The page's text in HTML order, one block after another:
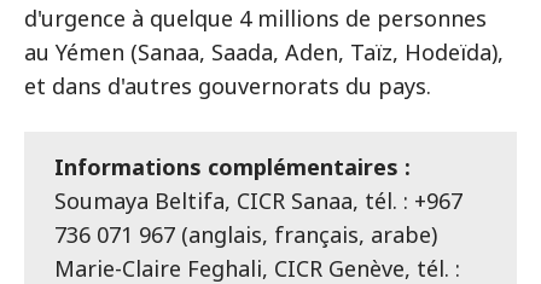
d'urgence à quelque 4 millions de personnes
au Yémen (Sanaa, Saada, Aden, Taïz, Hodeïda),
et dans d'autres gouvernorats du pays.
Informations complémentaires :
Soumaya Beltifa, CICR Sanaa, tél. : +967
736 071 967 (anglais, français, arabe)
Marie-Claire Feghali, CICR Genève, tél. :